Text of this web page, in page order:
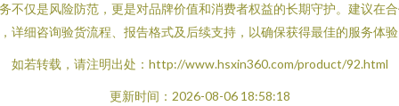
不仅是风险防范，更是对品牌价值和消费者权益的长期守护。建议在
详细咨询验货流程、报告格式及后续支持，以确保获得最佳的服务体
如若转载，请注明出处：http://www.hsxin360.com/product/92.html
更新时间：2026-08-06 18:58:18